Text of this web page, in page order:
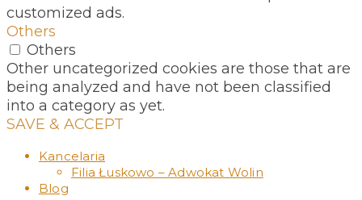
customized ads.
Others
Others
Other uncategorized cookies are those that are
being analyzed and have not been classified
into a category as yet.
SAVE & ACCEPT
Kancelaria
Filia Łuskowo – Adwokat Wolin
Blog